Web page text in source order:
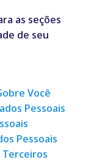
as seções
de seu
Você
Pessoais
Pessoais